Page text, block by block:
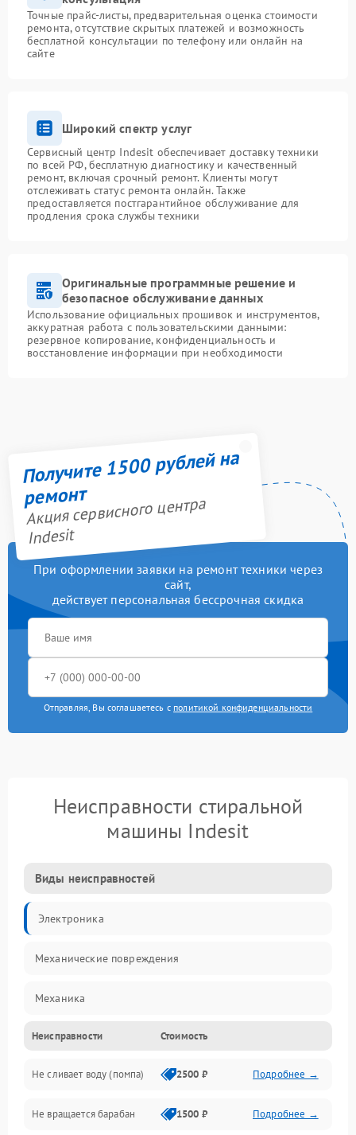
Точные прайс-листы, предварительная оценка стоимости
ремонта, отсутствие скрытых платежей и возможность
бесплатной консультации по телефону или онлайн на
сайте
Широкий спектр услуг
Сервисный центр Indesit обеспечивает доставку техники
по всей РФ, бесплатную диагностику и качественный
ремонт, включая срочный ремонт. Клиенты могут
отслеживать статус ремонта онлайн. Также
предоставляется постгарантийное обслуживание для
продления срока службы техники
Оригинальные программные решение и
безопасное обслуживание данных
Использование официальных прошивок и инструментов,
аккуратная работа с пользовательскими данными:
резервное копирование, конфиденциальность и
восстановление информации при необходимости
Получите 1500 рублей на
ремонт
Акция сервисного центра
Indesit
При оформлении заявки на ремонт техники через
сайт,
действует персональная бессрочная скидка
Отправляя, Вы соглашаетесь с политикой конфиденциальности
Неисправности стиральной
машины Indesit
Виды неисправностей
Электроника
Механические повреждения
Механика
Электропитание
Водоснабжение
Слив
Неисправности Стоимость
Не сливает воду (помпа) 2500 ₽ Подробнее →
Не вращается барабан 1500 ₽ Подробнее →